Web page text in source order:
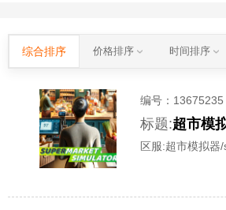
综合排序 价格排序 时间排序
编号： 13675235
标题:超市模
区服:超市模拟器